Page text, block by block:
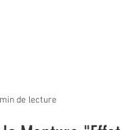
de lecture